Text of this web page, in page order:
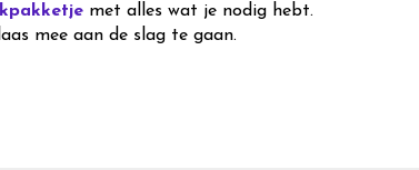
met alles wat je nodig hebt.
mee aan de slag te gaan.